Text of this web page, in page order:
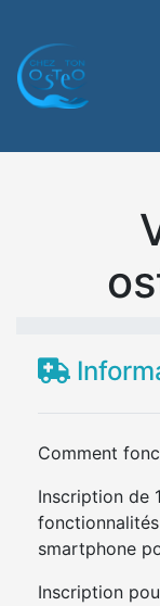
Comment
Inscription de
smartphone
Inscription